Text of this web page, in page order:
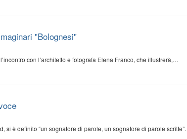
"Bolognesi"
con l’architetto e fotografa Elena Franco, che illustrerà,…
si è definito “un sognatore di parole, un sognatore di parole scritte”.